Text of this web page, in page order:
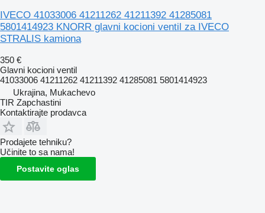
IVECO 41033006 41211262 41211392 41285081
5801414923 KNORR glavni kocioni ventil za IVECO
STRALIS kamiona
350 €
Glavni kocioni ventil
41033006 41211262 41211392 41285081 5801414923
Ukrajina, Mukachevo
TIR Zapchastini
Kontaktirajte prodavca
Prodajete tehniku?
Učinite to sa nama!
Postavite oglas